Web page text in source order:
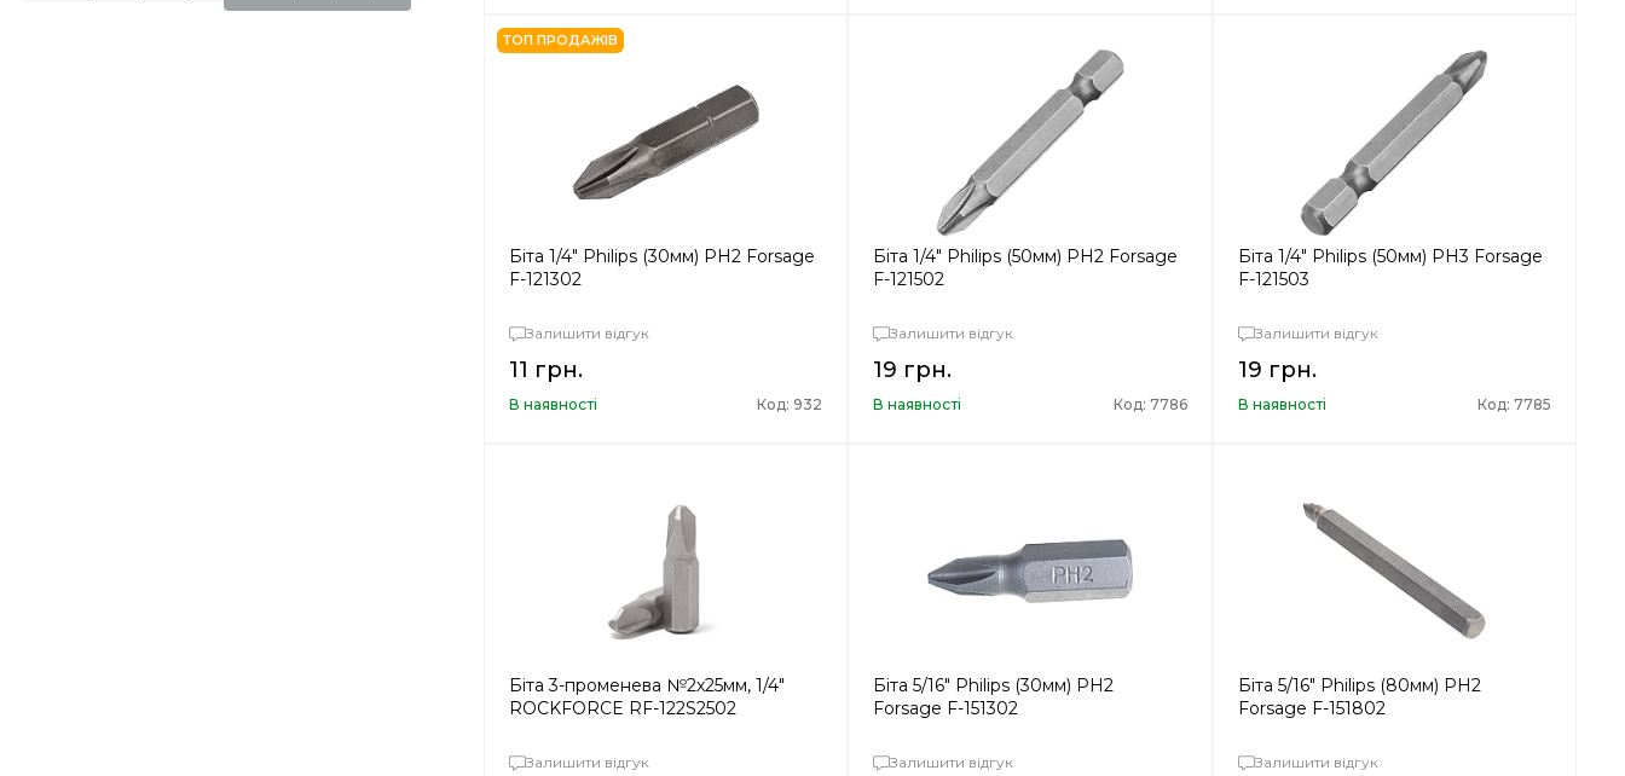
ТОП ПРОДАЖІВ
Біта 1/4" Philips (30мм) PH2 Forsage
F-121302
Залишити відгук
11 грн.
В наявності Код: 932
Біта 1/4" Philips (50мм) PH2 Forsage
F-121502
Залишити відгук
19 грн.
В наявності Код: 7786
Біта 1/4" Philips (50мм) PH3 Forsage
F-121503
Залишити відгук
19 грн.
В наявності Код: 7785
Біта 3-променева №2х25мм, 1/4"
ROCKFORCE RF-122S2502
Залишити відгук
Біта 5/16" Philips (30мм) PH2
Forsage F-151302
Залишити відгук
Біта 5/16" Philips (80мм) PH2
Forsage F-151802
Залишити відгук